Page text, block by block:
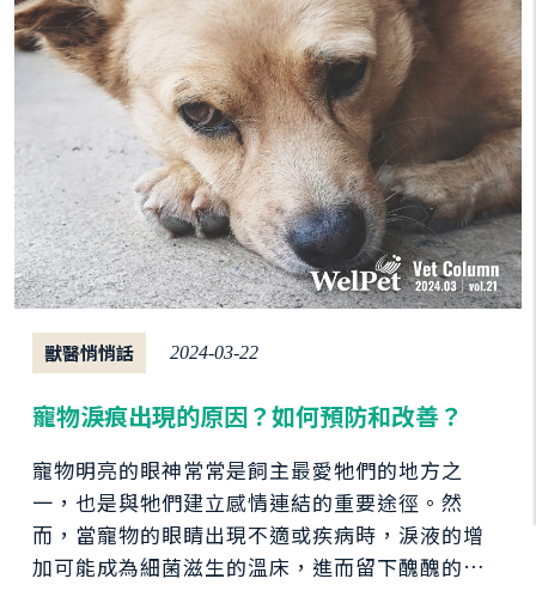
獸醫悄悄話 2024-03-22
寵物淚痕出現的原因？如何預防和改善？
寵物明亮的眼神常常是飼主最愛牠們的地方之
一，也是與牠們建立感情連結的重要途徑。然
而，當寵物的眼睛出現不適或疾病時，淚液的增
加可能成為細菌滋生的溫床，進而留下醜醜的淚